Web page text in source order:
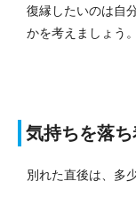
復縁したいのは自
かを考えましょう。
気持ちを落
別れた直後は、多